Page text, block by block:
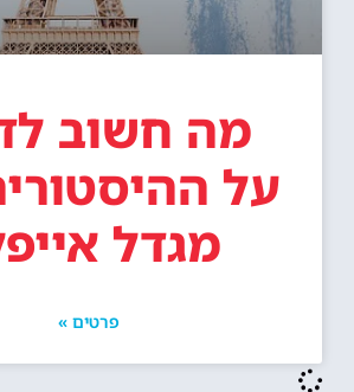
מה חשוב
על
מגדל
פרטים »